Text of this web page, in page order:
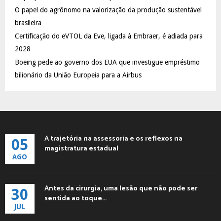
C
O papel do agrônomo na valorização da produção sustentável
brasileira
Certificação do eVTOL da Eve, ligada à Embraer, é adiada para
2028
Boeing pede ao governo dos EUA que investigue empréstimo
bilionário da União Europeia para a Airbus
05
AGO
A trajetória na assessoria e os reflexos na
magistratura estadual
30
JUL
Antes da cirurgia, uma lesão que não pode ser
sentida ao toque...